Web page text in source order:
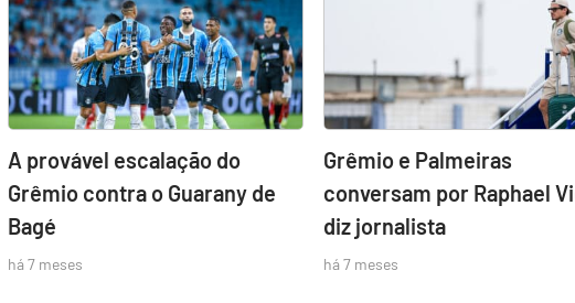
A provável escalação do
Grêmio contra o Guarany de
Bagé
há 7 meses
Grêmio e Palmeiras
conversam por Raphael
diz jornalista
há 7 meses